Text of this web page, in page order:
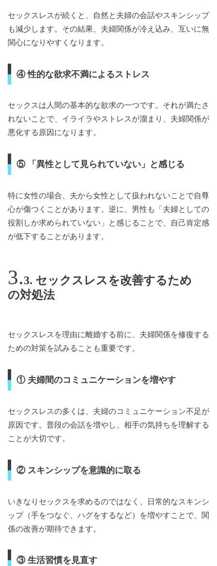
セックスレスが続くと、自然と夫婦の会話やスキンシップ
も減少します。その結果、夫婦関係が冷え込み、互いに無
関心になりやすくなります。
④ 性的な欲求不満によるストレス
セックスは人間の基本的な欲求の一つです。それが満たさ
れないことで、イライラやストレスが溜まり、夫婦関係が
悪化する原因になります。
⑤ 「異性として見られていない」と感じる
特に女性の場合、夫から女性として扱われないことで自尊
心が傷つくことがあります。逆に、男性も「夫婦としての
役割しか求められていない」と感じることで、自己肯定感
が低下することがあります。
3. セックスレスを改善するため
の対処法
セックスレスを理由に離婚する前に、夫婦関係を修復する
ための対策を試みることも重要です。
① 夫婦間のコミュニケーションを増やす
セックスレスの多くは、夫婦のコミュニケーション不足が
原因です。普段の会話を増やし、相手の気持ちを理解する
ことが大切です。
② スキンシップを意識的に取る
いきなりセックスを求めるのではなく、日常的なスキンシ
ップ（手をつなぐ、ハグをするなど）を増やすことで、関
係の改善が期待できます。
③ 生活習慣を見直す